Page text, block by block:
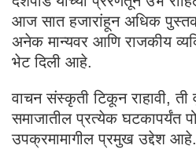
आज सात हजारांहून अधिक
अनेक मान्यवर आणि राजकीय
भेट दिली आहे.
वाचन संस्कृती टिकून राहावी, ती
समाजातील प्रत्येक घटकापर्यंत
उपक्रमामागील प्रमुख उद्देश आहे.